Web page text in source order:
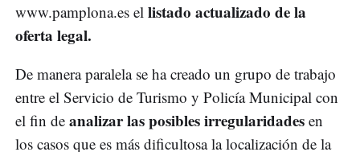
www.pamplona.es el listado actualizado de la
oferta legal.
De manera paralela se ha creado un grupo de trabajo
entre el Servicio de Turismo y Policía Municipal con
el fin de analizar las posibles irregularidades en
los casos que es más dificultosa la localización de la